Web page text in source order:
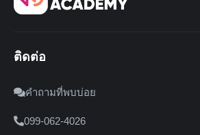
ติดต่อ
คำถามที่พบบ่อย
099-062-4026